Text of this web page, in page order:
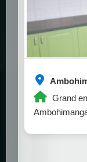
Grand